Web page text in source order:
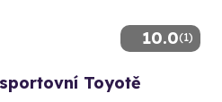
10.0(1)
Toyotě